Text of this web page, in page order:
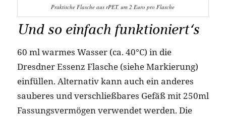
Praktische Flasche aus rPET, um 2 Euro pro Flasche
Und so einfach funktioniert‘s
60 ml warmes Wasser (ca. 40°C) in die
Dresdner Essenz Flasche (siehe Markierung)
einfüllen. Alternativ kann auch ein anderes
sauberes und verschließbares Gefäß mit 250ml
Fassungsvermögen verwendet werden. Die